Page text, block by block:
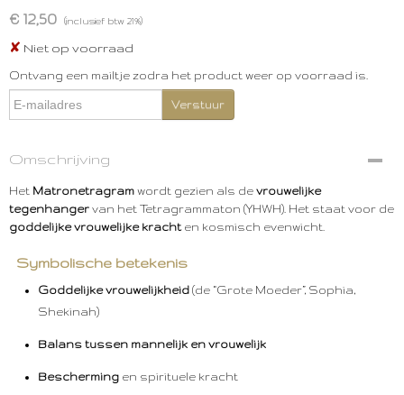
€ 12,50 (inclusief btw 21%)
✘ Niet op voorraad
Ontvang een mailtje zodra het product weer op voorraad is.
Verstuur
Omschrijving
Het Matronetragram wordt gezien als de vrouwelijke
tegenhanger van het Tetragrammaton (YHWH). Het staat voor de
goddelijke vrouwelijke krachten kosmisch evenwicht.
Symbolische betekenis
Goddelijke vrouwelijkheid (de “Grote Moeder”, Sophia,
Shekinah)
Balans tussen mannelijk en vrouwelijk
Bescherming en spirituele kracht